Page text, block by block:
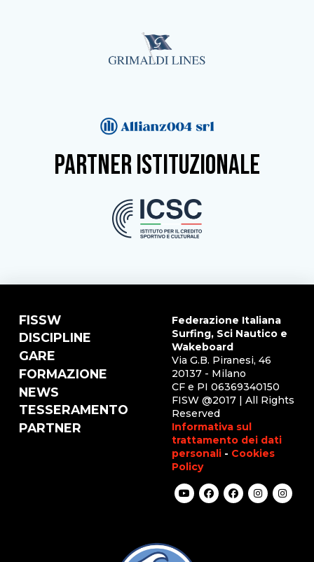
partner istituzionale
FISSW
DISCIPLINE
GARE
FORMAZIONE
NEWS
TESSERAMENTO
PARTNER
Federazione Italiana
Surfing, Sci Nautico e
Wakeboard
Via G.B. Piranesi, 46
20137 - Milano
CF e PI 06369340150
FISW @2017 | All Rights
Reserved
Informativa sul
trattamento dei dati
personali - Cookies
Policy